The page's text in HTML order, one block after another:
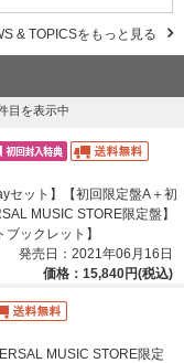
& TOPICSをもっと見る
目を表示中
セット】【初回限定盤A＋初
MUSIC STORE限定盤】
ックレット】
発売日：2021年06月16日
価格：15,840円(税込)
MUSIC STORE限定